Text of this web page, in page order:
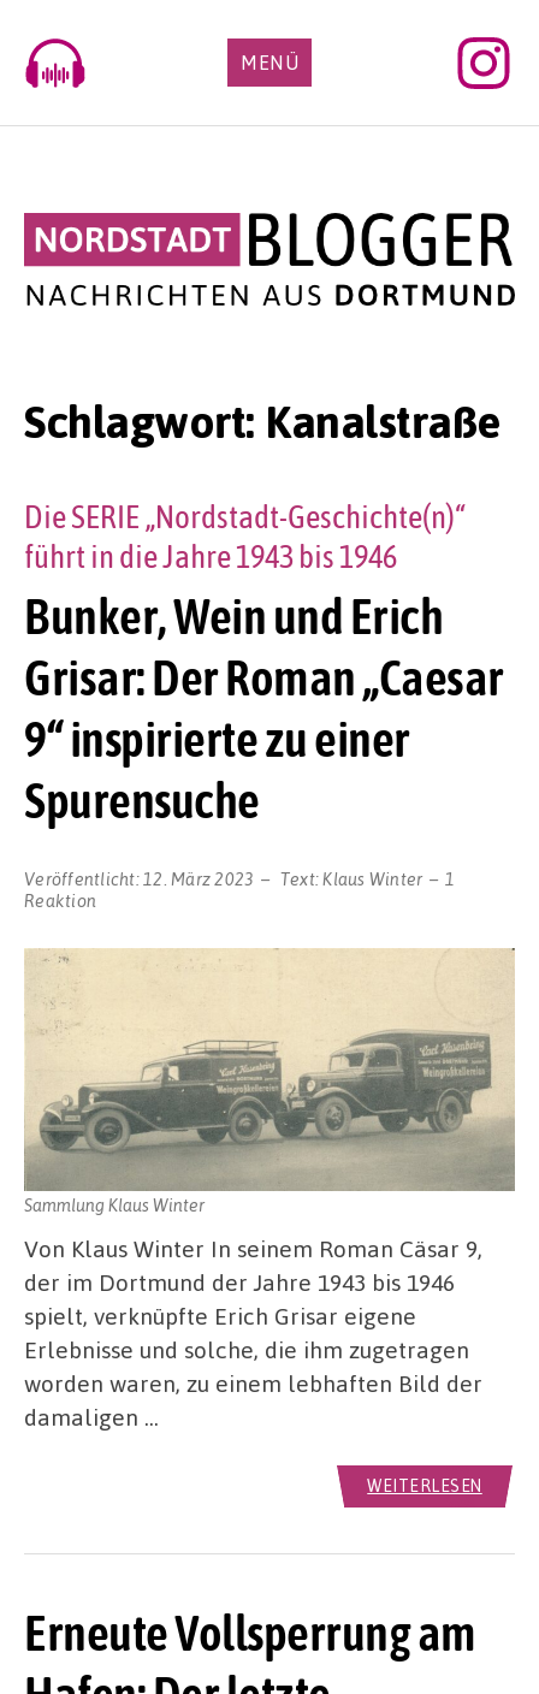
content
MENÜ
Schlagwort: Kanalstraße
Bunker, Wein und Erich
Grisar: Der Roman „Caesar
9“ inspirierte zu einer
Spurensuche
Die SERIE „Nordstadt-Geschichte(n)“
führt in die Jahre 1943 bis 1946
Veröffentlicht: 12. März 2023 Text:Klaus Winter
1
Reaktion
Sammlung Klaus Winter
Von Klaus Winter In seinem Roman Cäsar 9,
der im Dortmund der Jahre 1943 bis 1946
spielt, verknüpfte Erich Grisar eigene
Erlebnisse und solche, die ihm zugetragen
worden waren, zu einem lebhaften Bild der
damaligen …
WEITERLESEN
Erneute Vollsperrung am